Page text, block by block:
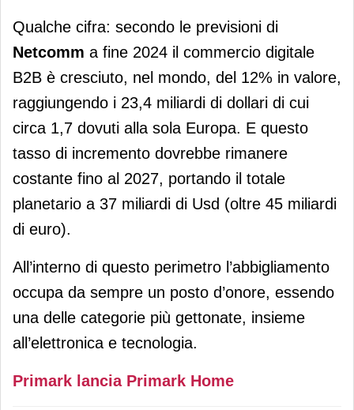
Qualche cifra: secondo le previsioni di
Netcomm a fine 2024 il commercio digitale
B2B è cresciuto, nel mondo, del 12% in valore,
raggiungendo i 23,4 miliardi di dollari di cui
circa 1,7 dovuti alla sola Europa. E questo
tasso di incremento dovrebbe rimanere
costante fino al 2027, portando il totale
planetario a 37 miliardi di Usd (oltre 45 miliardi
di euro).
All’interno di questo perimetro l’abbigliamento
occupa da sempre un posto d’onore, essendo
una delle categorie più gettonate, insieme
all’elettronica e tecnologia.
Primark lancia Primark Home